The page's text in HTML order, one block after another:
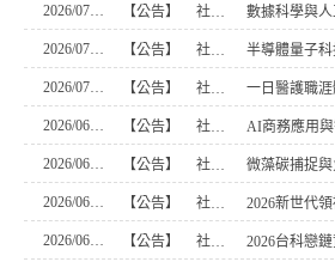
2026/07/08 【公告】 社團活動組 數據科學與
2026/07/08 【公告】 社團活動組 半導體量子
2026/07/02 【公告】 社團活動組 一日醫護職
2026/06/22 【公告】 社團活動組
2026/06/22 【公告】 社團活動組
2026/06/22 【公告】 社團活動組 2026新世代
2026/06/22 【公告】 社團活動組 2026台科戀